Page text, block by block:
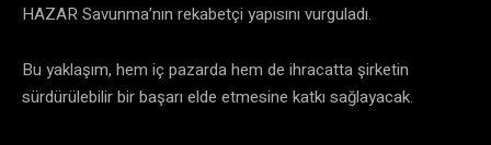
HAZAR Savunma’nın rekabetçi yapısını vurguladı.
Bu yaklaşım, hem iç pazarda hem de ihracatta şirketin
sürdürülebilir bir başarı elde etmesine katkı sağlayacak.